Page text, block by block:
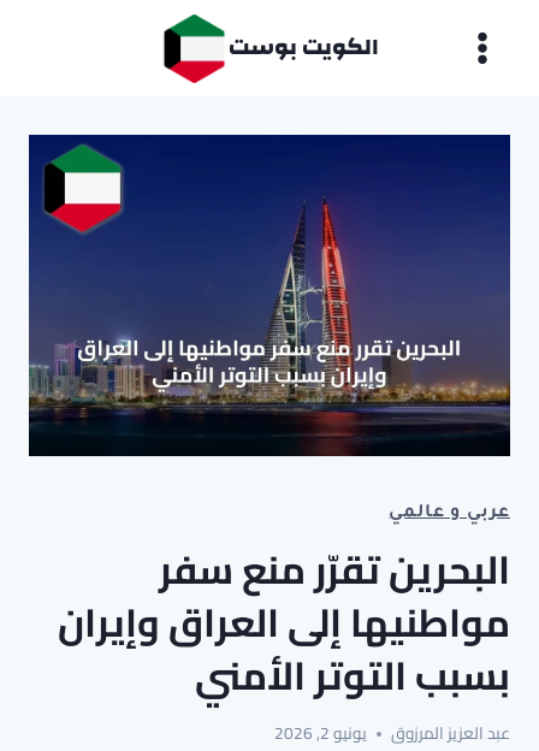
الكويت بوست
عربي و عالمي
البحرين تقرّر منع سفر
مواطنيها إلى العراق وإيران
بسبب التوتر الأمني
عبد العزيز المرزوق يونيو 2, 2026